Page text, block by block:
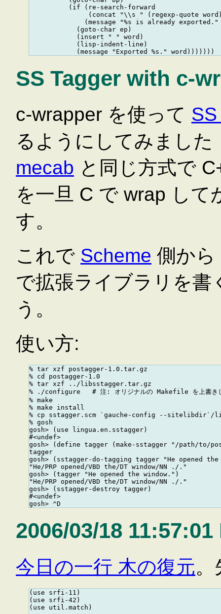
          (if (re-search-forward
(concat "\\s " (regexp-quote
(message "%s is already
            (goto-char ep)
            (insert " " word)
            (lisp-indent-line)
SS Tagger with c-
c-wrapper を使って
るようにしてみました
mecab と同じ方式で
を一旦 C で wrap して
す。
これで Scheme 側から
で拡張ライブラリを
う。
使い方:
% tar xzf postagger-1.0.tar.gz
% cd postagger-1.0
% tar xzf ../libsstagger.tar.gz
% ./configure   # 注: オリジナルの Makefile を上書き
% make
% make install
% cp sstagger.scm `gauche-config --sitelibdir`/
% gosh
gosh> (use lingua.en.sstagger)
#<undef>
gosh> (define tagger (make-sstagger "/path/to/
tagger
gosh> (sstagger-do-tagging tagger "He opened
"He/PRP opened/VBD the/DT window/NN ./."
gosh> (tagger "He opened the window.")
"He/PRP opened/VBD the/DT window/NN ./."
gosh> (sstagger-destroy tagger)
#<undef>
2006/03/18 11:57:01
今日の一行 木の復元。
(use srfi-11)
(use srfi-42)
(use util.match)